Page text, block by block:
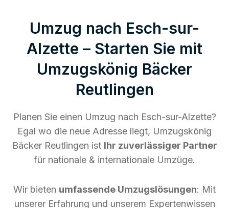
Umzug nach Esch-sur-
Alzette – Starten Sie mit
Umzugskönig Bäcker
Reutlingen
Planen Sie einen Umzug nach Esch-sur-Alzette?
Egal wo die neue Adresse liegt, Umzugskönig
Bäcker Reutlingen ist Ihr zuverlässiger Partner
für nationale & internationale Umzüge.
Wir bieten umfassende Umzugslösungen: Mit
unserer Erfahrung und unserem Expertenwissen